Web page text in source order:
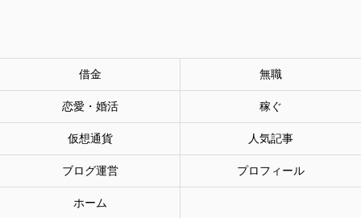
借金 無職
恋愛・婚活 稼ぐ
仮想通貨 人気記事
ブログ運営 プロフィール
ホーム